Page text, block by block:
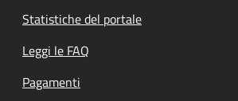
Statistiche del portale
Leggi le FAQ
Pagamenti